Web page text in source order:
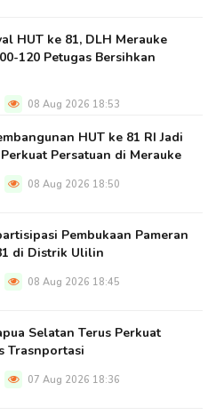
HUT ke 81, DLH Merauke
120 Petugas Bersihkan
08 Aug 2026 18:53
HUT ke 81 RI Jadi
Persatuan di Merauke
08 Aug 2026 18:50
Pembukaan Pameran
di Distrik Ulilin
08 Aug 2026 18:45
Selatan Terus Perkuat
Trasnportasi
07 Aug 2026 18:36